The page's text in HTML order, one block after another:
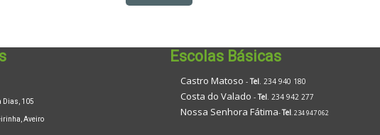
105
Aveiro
Escolas Básicas
Castro Matoso - Tel. 234 940 180
Costa do Valado - Tel. 234 942 277
Nossa Senhora Fátima-Tel. 234 947 062